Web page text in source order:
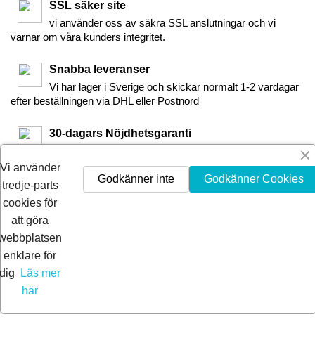
SSL säker site
vi använder oss av säkra SSL anslutningar och vi
värnar om våra kunders integritet.
Snabba leveranser
Vi har lager i Sverige och skickar normalt 1-2 vardagar
efter beställningen via DHL eller Postnord
30-dagars Nöjdhetsgaranti
© 2026 Extra Pro
Vi använder
tredje-parts
cookies för
att göra
enklare för
dig
Läs mer
här
Godkänner Cookies
Godkänner inte